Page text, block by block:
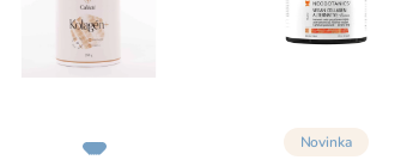
Novinka